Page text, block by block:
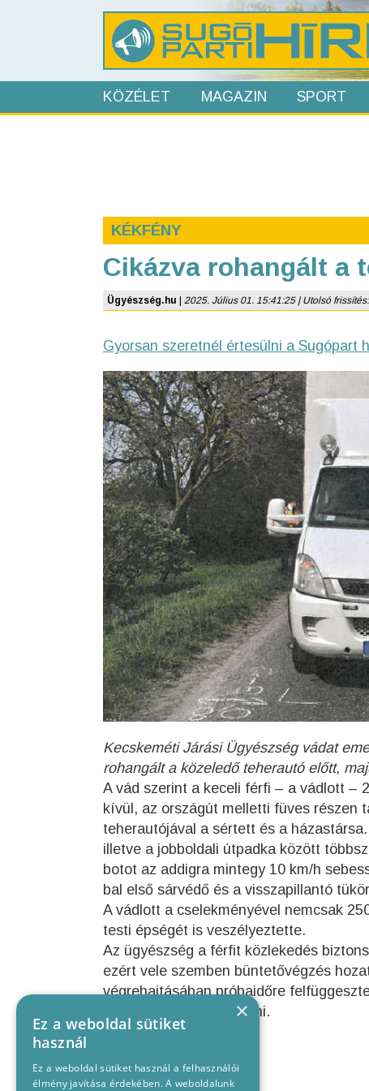
KÖZÉLET MAGAZIN SPORT
KÉKFÉNY
Cikázva rohangált a
Ügyészség.hu 2025. Július 01. 15:41:25 | Utolsó
Gyorsan szeretnél értesülni a Sugópart
Kecskeméti Járási Ügyészség vádat
rohangált a közeledő teherautó előtt,
A vád szerint a keceli férfi – a vádlott –
kívül, az országút melletti füves részen
teherautójával a sértett és a
illetve a jobboldali útpadka között
botot az addigra mintegy 10 km/h
bal első sárvédő és a visszapillantó
A vádlott a cselekményével nemcsak
testi épségét is veszélyeztette.
Az ügyészség a férfit közlekedés
ezért vele szemben büntetővégzés
végrehajtásában próbaidőre
Járásbíróság fog dönteni.
×
Ez a weboldal sütiket
használ
Ez a weboldal sütiket használ a felhasználói
élmény javítása érdekében. A weboldalunk